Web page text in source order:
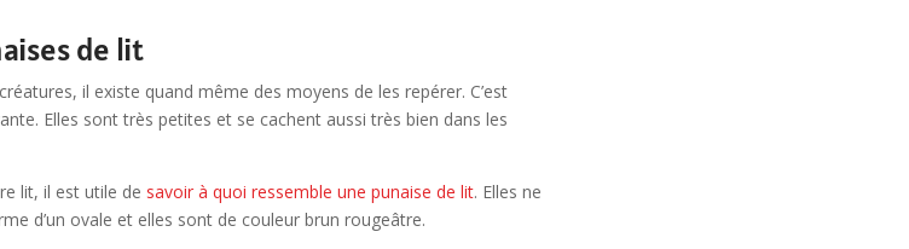
de lit
il existe quand même des moyens de les repérer. C’est
Elles sont très petites et se cachent aussi très bien dans les
lit, il est utile de savoir à quoi ressemble une punaise de lit. Elles ne
d’un ovale et elles sont de couleur brun rougeâtre.